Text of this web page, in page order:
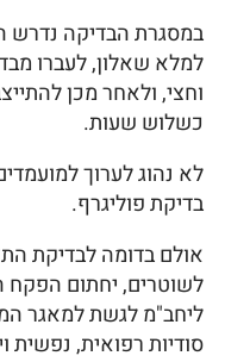
במסגרת הבדיקה נדרש
למלא שאלון, לעברו
וחצי, ולאחר מכן
כשלוש שעות.
לא נהוג לערוך
בדיקת פוליגרף.
אולם בדומה לבדיקת
לשוטרים, יחתום הפקח
ליחב"מ לגשת למאגר
סודיות רפואית, נפשית